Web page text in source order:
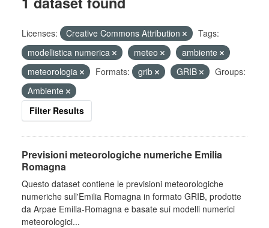
Licenses: Creative Commons Attribution
Tags:
modellistica numerica
meteo
ambiente
meteorologia
Formats: grib GRIB
Groups:
Ambiente
Filter Results
Previsioni meteorologiche numeriche Emilia
Romagna
Questo dataset contiene le previsioni meteorologiche
numeriche sull'Emilia Romagna in formato GRIB, prodotte
da Arpae Emilia-Romagna e basate sui modelli numerici
meteorologici...